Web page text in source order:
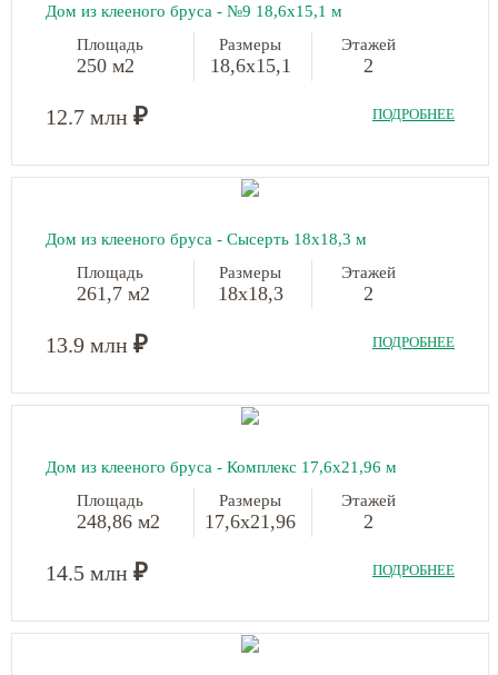
Дом из клееного бруса - №9 18,6х15,1 м
Площадь
250 м2
Размеры
18,6х15,1
Этажей
2
12.7 млн ₽ ПОДРОБНЕЕ
Дом из клееного бруса - Сысерть 18х18,3 м
Площадь
261,7 м2
Размеры
18х18,3
Этажей
2
13.9 млн ₽ ПОДРОБНЕЕ
Дом из клееного бруса - Комплекс 17,6х21,96 м
Площадь
248,86 м2
Размеры
17,6х21,96
Этажей
2
14.5 млн ₽ ПОДРОБНЕЕ